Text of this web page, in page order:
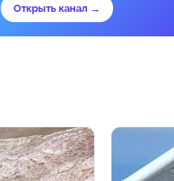
Открыть канал →